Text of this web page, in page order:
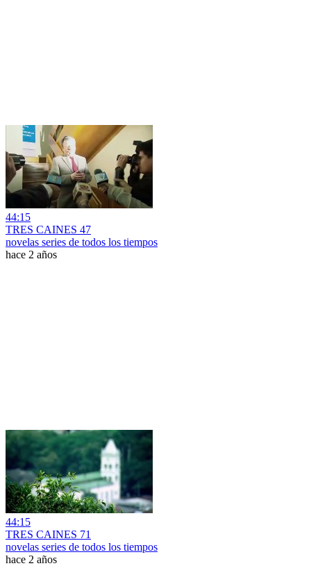
44:15
TRES CAINES 47
novelas series de todos los tiempos
hace 2 años
44:15
TRES CAINES 71
novelas series de todos los tiempos
hace 2 años